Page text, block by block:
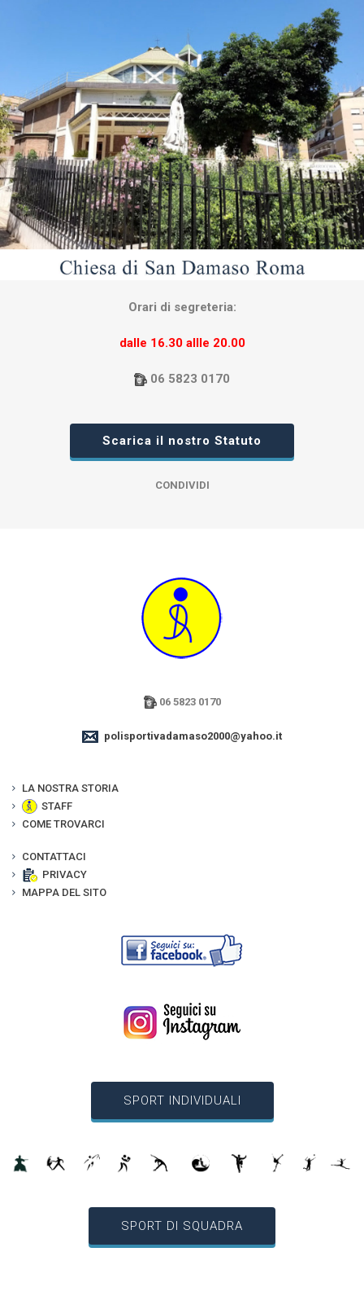
Orari di segreteria:
dalle 16.30 allle 20.00
06 5823 0170
Scarica il nostro Statuto
CONDIVIDI
06 5823 0170
polisportivadamaso2000@yahoo.it
LA NOSTRA STORIA
STAFF
COME TROVARCI
CONTATTACI
PRIVACY
MAPPA DEL SITO
SPORT INDIVIDUALI
SPORT DI SQUADRA